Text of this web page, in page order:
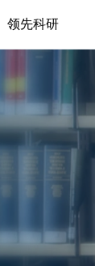
领先科研